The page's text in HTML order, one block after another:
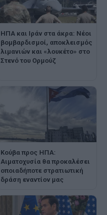
ΗΠΑ και Ιράν στα άκρα: Νέοι
βομβαρδισμοί, αποκλεισμός
λιμανιών και «λουκέτο» στο
Στενό του Ορμούζ
Κούβα προς ΗΠΑ:
Αιματοχυσία θα προκαλέσει
οποιαδήποτε στρατιωτική
δράση εναντίον μας